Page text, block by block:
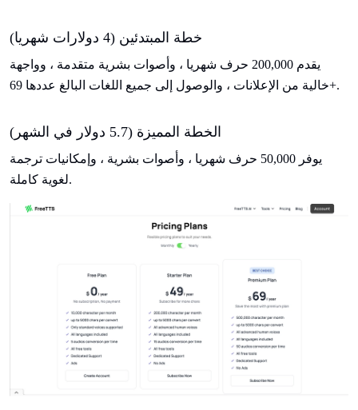
خطة المبتدئين (4 دولارات شهريا)
يقدم 200,000 حرف شهريا ، وأصوات بشرية متقدمة ، وواجهة
خالية من الإعلانات ، والوصول إلى جميع اللغات البالغ عددها 69+.
الخطة المميزة (5.7 دولار في الشهر)
يوفر 50,000 حرف شهريا ، وأصوات بشرية ، وإمكانيات ترجمة
لغوية كاملة.